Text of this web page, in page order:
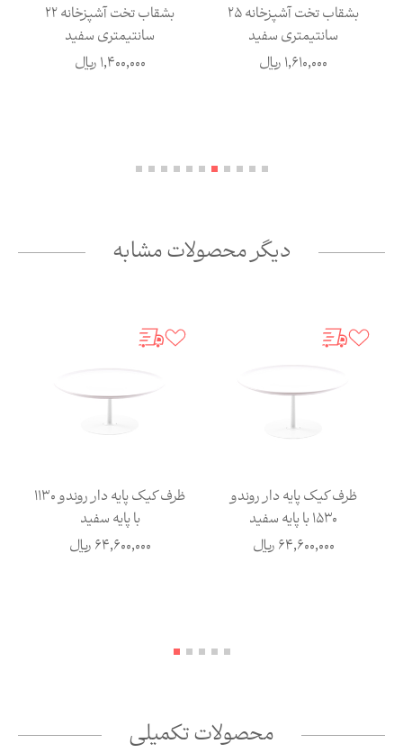
بشقاب تخت آشپزخانه 25
سانتیمتری سفید
1,610,000ریال
بشقاب تخت آشپزخانه 22
سانتیمتری سفید
1,400,000ریال
دیگر محصولات مشابه
ظرف کیک پایه دار روندو
1530 با پایه سفید
64,600,000ریال
ظرف کیک پایه دار روندو 1130
با پایه سفید
64,600,000ریال
محصولات تکمیلی